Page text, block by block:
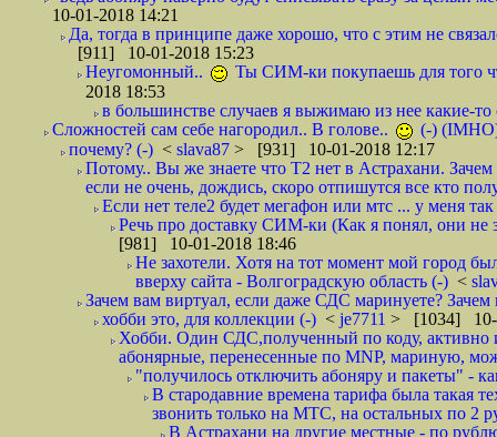
10-01-2018 14:21
Да, тогда в принципе даже хорошо, что с этим не
[911] 10-01-2018 15:23
Неугомонный..
Ты СИМ-ки покупаешь для того
2018 18:53
в большинстве случаев я выжимаю из нее какие-то
Сложностей сам себе нагородил.. В голове..
(-)
почему? (-) < slava87 > [931] 10-01-2018 12:17
Потому.. Вы же знаете что Т2 нет в Астрахани.
если не очень, дождись, скоро отпишутся все кто
Если нет теле2 будет мегафон или мтс ... у меня
Речь про доставку СИМ-ки (Как я понял, они не
[981] 10-01-2018 18:46
Не захотели. Хотя на тот момент мой город
вверху сайта - Волгоградскую область (-) <
Зачем вам виртуал, если даже СДС маринуете?
хобби это, для коллекции (-) < je7711 > [1034] 10-
Хобби. Один СДС,полученный по коду, активно
абонярные, перенесенные по MNP, мариную,
"получилось отключить абоняру и пакеты" -
В стародавние времена тарифа была такая
звонить только на МТС, на остальных по 2
В Астрахани на другие местные - по